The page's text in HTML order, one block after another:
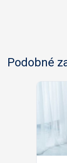
Podobné